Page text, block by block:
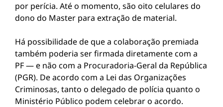
por perícia. Até o momento, são oito celulares do
dono do Master para extração de material.
Há possibilidade de que a colaboração premiada
também poderia ser firmada diretamente com a
PF — e não com a Procuradoria-Geral da República
(PGR). De acordo com a Lei das Organizações
Criminosas, tanto o delegado de polícia quanto o
Ministério Público podem celebrar o acordo.